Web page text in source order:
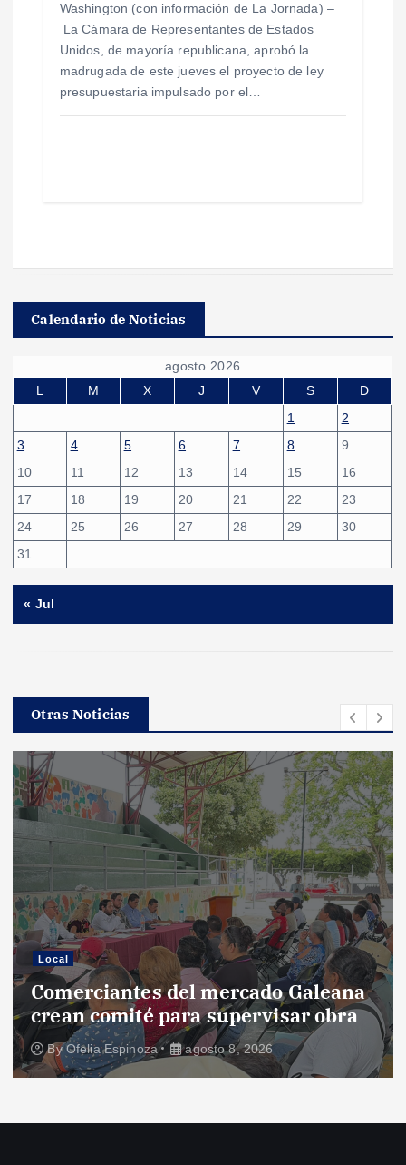
Washington (con información de La Jornada) –
La Cámara de Representantes de Estados
Unidos, de mayoría republicana, aprobó la
madrugada de este jueves el proyecto de ley
presupuestaria impulsado por el…
Calendario de Noticias
agosto 2026
L
M X J V S
D
1
2
3
4 5 6 7 8
9
10
11 12 13 14 15
16
17
18 19 20 21 22
23
24
25 26 27 28 29
30
31
« Jul
Otras Noticias
Local
Comerciantes del mercado Galeana
crean comité para supervisar obra
ByOfelia Espinoza agosto 8, 2026